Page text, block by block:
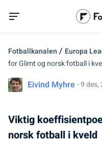
Fotballkanalen / Europa
for Glimt og norsk fotball i
Eivind Myhre - 9 des,
Viktig
norsk fotball i kveld